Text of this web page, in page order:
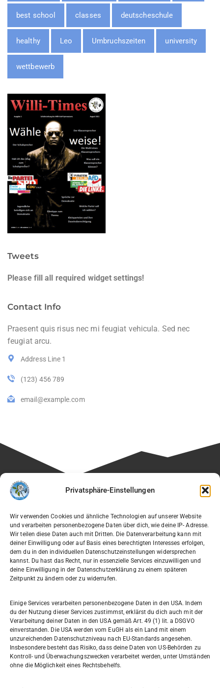
Privatsphäre-Einstellungen
Wir verwenden Cookies und ähnliche Technologien auf unserer Website
und verarbeiten personenbezogene Daten über dich, wie deine IP- Adresse.
Wir teilen diese Daten auch mit Dritten. Die Datenverarbeitung kann mit
deiner Einwilligung oder auf Basis eines berechtigten Interesses erfolgen,
dem du in den individuellen Datenschutzeinstellungen widersprechen
kannst. Du hast das Recht, nur in essenzielle Services einzuwilligen und
deine Einwilligung in der Datenschutzerklärung zu einem späteren
Zeitpunkt zu ändern oder zu widerrufen.
Einige Services verarbeiten personenbezogene Daten in den USA. Indem
du der Nutzung dieser Services zustimmst, erklärst du dich auch mit der
Verarbeitung deiner Daten in den USA gemäß Art. 49 (1) lit. a DSGVO
einverstanden. Die USA werden vom EuGH als ein Land mit einem
unzureichenden Datenschutzniveau nach EU-Standards angesehen.
Insbesondere besteht das Risiko, dass deine Daten von US-Behörden zu
Kontroll- und Überwachungszwecken verarbeitet werden, unter Umständen
ohne die Möglichkeit eines Rechtsbehelfs.
best school classes deutscheschule
healthy Leo Umbruchszeiten university
wettbewerb
Tweets
Please fill all required widget settings!
Contact Info
Praesent quis risus nec mi feugiat vehicula. Sed nec
feugiat arcu.
Address Line 1
(123) 456 789
email@example.com
Besuchen Sie auch die Seite unseres Fördervereins:
Willi-Graf-Gymnasium
Ostpreußendamm 166
12207 Berlin
030 7729004
030772057999
Schul- und Rechtsträger: Land Berlin
Sekretariat: